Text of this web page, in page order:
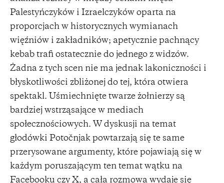
Palestyńczyków i Izraelczyków oparta na
proporcjach w historycznych wymianach
więźniów i zakładników; apetycznie pachnący
kebab trafi ostatecznie do jednego z widzów.
Żadna z tych scen nie ma jednak lakoniczności i
błyskotliwości zbliżonej do tej, która otwiera
spektakl. Uśmiechnięte twarze żołnierzy są
bardziej wstrząsające w mediach
społecznościowych. W dyskusji na temat
głodówki Potočnjak powtarzają się te same
przerysowane argumenty, które pojawiają się w
każdym poruszającym ten temat wątku na
Facebooku czy X, a cała rozmowa wydaje się